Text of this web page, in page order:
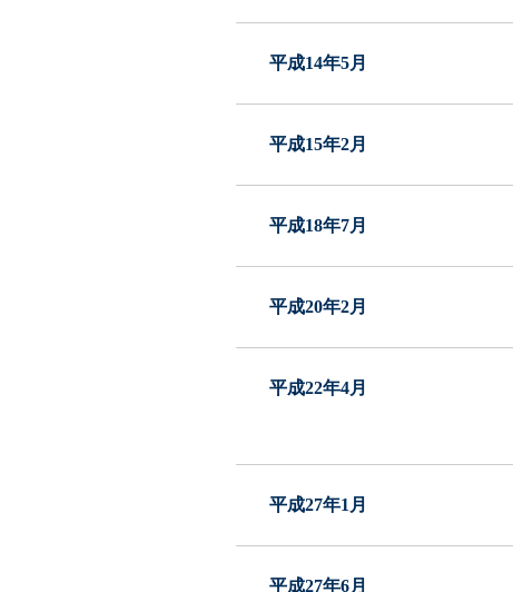
平成14年5月
平成15年2月
平成18年7月
平成20年2月
平成22年4月
平成27年1月
平成27年6月